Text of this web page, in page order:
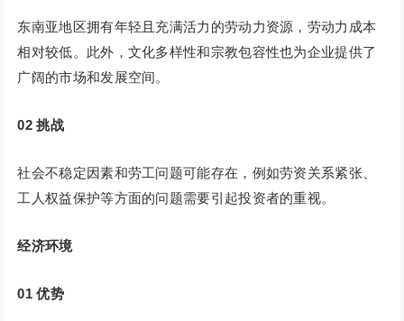
东南亚地区拥有年轻且充满活力的劳动力资源，劳动力成本
相对较低。此外，文化多样性和宗教包容性也为企业提供了
广阔的市场和发展空间。
02 挑战
社会不稳定因素和劳工问题可能存在，例如劳资关系紧张、
工人权益保护等方面的问题需要引起投资者的重视。
经济环境
01 优势